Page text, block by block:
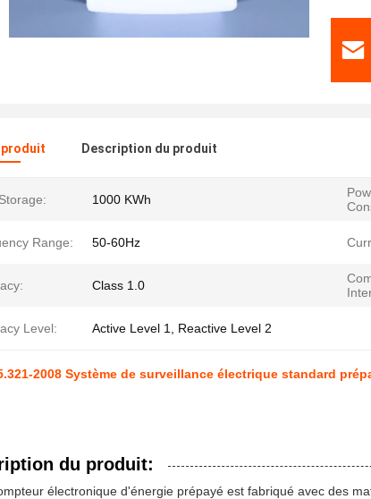
produit Description du produit
1000 KWh
Range: 50-60Hz
Class 1.0
Level: Active Level 1, Reactive Level 2
2008 Système de surveillance électrique standard
du produit:
électronique d'énergie prépayé est fabriqué avec des